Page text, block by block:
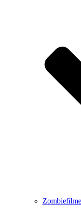
Zombiefilme